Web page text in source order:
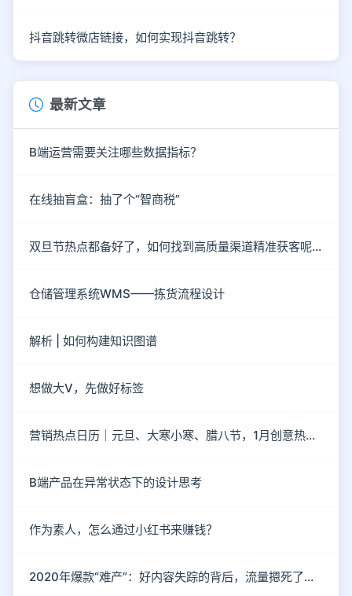
抖音跳转微店链接，如何实现抖音跳转？
最新文章
B端运营需要关注哪些数据指标？
在线抽盲盒：抽了个“智商税”
双旦节热点都备好了，如何找到高质量渠道精准获客呢？
仓储管理系统WMS——拣货流程设计
解析 | 如何构建知识图谱
想做大V，先做好标签
营销热点日历｜元旦、大寒小寒、腊八节，1月创意热点都在这
B端产品在异常状态下的设计思考
作为素人，怎么通过小红书来赚钱？
2020年爆款“难产”：好内容失踪的背后，流量摁死了内容